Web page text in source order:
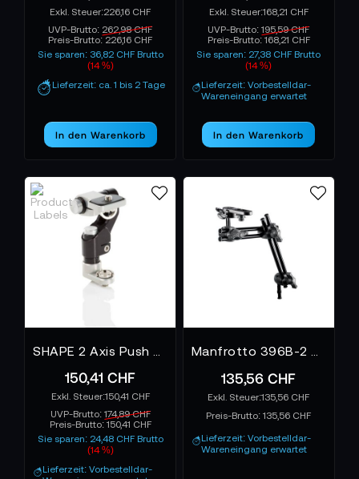
226,16 CHF
UVP-Brutto: 262,98 CHF
Preis-Brutto: 226,16 CHF
Sie sparen: 36,82 CHF Brutto
(14 %)
Lieferzeit: ca. 1 bis 2 Tage
In den Warenkorb
168,21 CHF
UVP-Brutto:195,59 CHF
Preis-Brutto: 168,21 CHF
Sie sparen: 27,38 CHF Brutto
(14 %)
Lieferzeit: Vorbestelldar-
Wareneingang erwartet
In den Warenkorb
150,41 CHF
150,41 CHF
UVP-Brutto: 174,89 CHF
Preis-Brutto: 150,41 CHF
Sie sparen: 24,48 CHF Brutto
(14 %)
Lieferzeit: Vorbestelldar-
135,56 CHF
135,56 CHF
Preis-Brutto:135,56 CHF
Lieferzeit: Vorbestelldar-
Wareneingang erwartet